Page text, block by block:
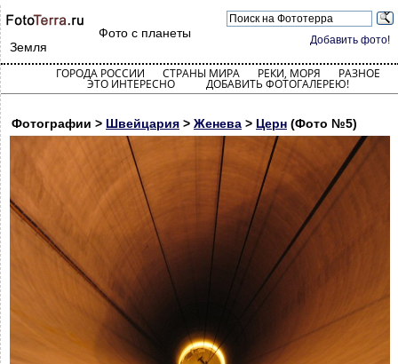
Добавить фото!
Фото с планеты
Земля
ГОРОДА РОССИИ СТРАНЫ МИРА РЕКИ, МОРЯ РАЗНОЕ
ЭТО ИНТЕРЕСНО ДОБАВИТЬ ФОТОГАЛЕРЕЮ!
Фотографии > Швейцария > Женева > Церн (Фото №5)